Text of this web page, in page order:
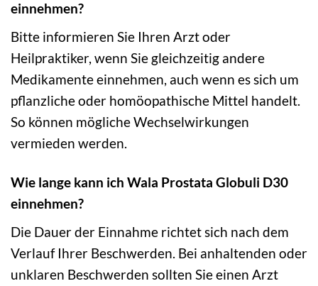
einnehmen?
Bitte informieren Sie Ihren Arzt oder
Heilpraktiker, wenn Sie gleichzeitig andere
Medikamente einnehmen, auch wenn es sich um
pflanzliche oder homöopathische Mittel handelt.
So können mögliche Wechselwirkungen
vermieden werden.
Wie lange kann ich Wala Prostata Globuli D30
einnehmen?
Die Dauer der Einnahme richtet sich nach dem
Verlauf Ihrer Beschwerden. Bei anhaltenden oder
unklaren Beschwerden sollten Sie einen Arzt